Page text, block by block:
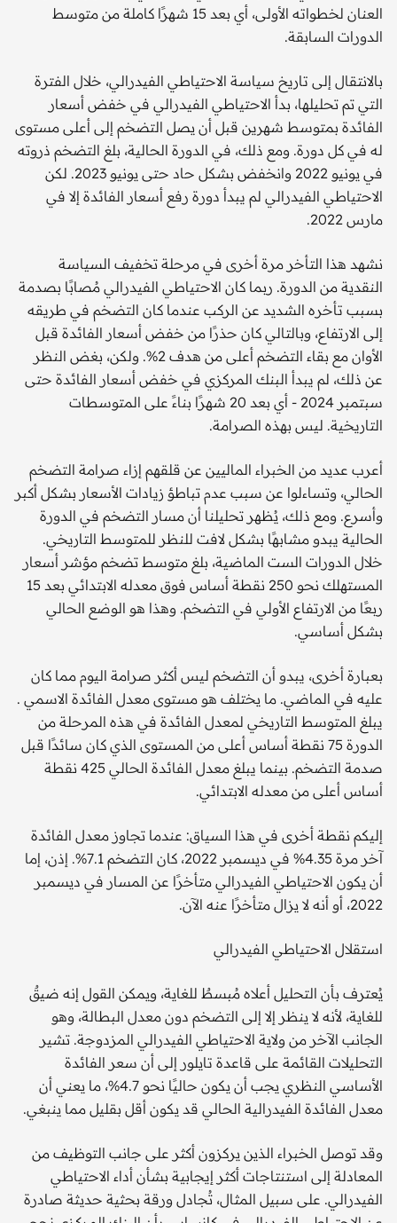
العنان لخطواته الأولى، أي بعد 15 شهرًا كاملة من متوسط ​​
الدورات السابقة.
بالانتقال إلى تاريخ سياسة الاحتياطي الفيدرالي، خلال الفترة
التي تم تحليلها، بدأ الاحتياطي الفيدرالي في خفض أسعار
الفائدة بمتوسط ​​شهرين قبل أن يصل التضخم إلى أعلى مستوى
له في كل دورة. ومع ذلك، في الدورة الحالية، بلغ التضخم ذروته
في يونيو 2022 وانخفض بشكل حاد حتى يونيو 2023. لكن
الاحتياطي الفيدرالي لم يبدأ دورة رفع أسعار الفائدة إلا في
مارس 2022.
نشهد هذا التأخر مرة أخرى في مرحلة تخفيف السياسة
النقدية من الدورة. ربما كان الاحتياطي الفيدرالي مُصابًا بصدمة
بسبب تأخره الشديد عن الركب عندما كان التضخم في طريقه
إلى الارتفاع، وبالتالي كان حذرًا من خفض أسعار الفائدة قبل
الأوان مع بقاء التضخم أعلى من هدف 2%. ولكن، بغض النظر
عن ذلك، لم يبدأ البنك المركزي في خفض أسعار الفائدة حتى
سبتمبر 2024 - أي بعد 20 شهرًا بناءً على المتوسطات
التاريخية. ليس بهذه الصرامة.
أعرب عديد من الخبراء الماليين عن قلقهم إزاء صرامة التضخم
الحالي، وتساءلوا عن سبب عدم تباطؤ زيادات الأسعار بشكل أكبر
وأسرع. ومع ذلك، يُظهر تحليلنا أن مسار التضخم في الدورة
الحالية يبدو مشابهًا بشكل لافت للنظر للمتوسط ​​التاريخي.
خلال الدورات الست الماضية، بلغ متوسط ​​تضخم مؤشر أسعار
المستهلك نحو 250 نقطة أساس فوق معدله الابتدائي بعد 15
ربعًا من الارتفاع الأولي في التضخم. وهذا هو الوضع الحالي
بشكل أساسي.
بعبارة أخرى، يبدو أن التضخم ليس أكثر صرامة اليوم مما كان
عليه في الماضي. ما يختلف هو مستوى معدل الفائدة الاسمي .
يبلغ المتوسط ​​التاريخي لمعدل الفائدة في هذه المرحلة من
الدورة 75 نقطة أساس أعلى من المستوى الذي كان سائدًا قبل
صدمة التضخم. بينما يبلغ معدل الفائدة الحالي 425 نقطة
أساس أعلى من معدله الابتدائي.
إليكم نقطة أخرى في هذا السياق: عندما تجاوز معدل الفائدة
آخر مرة 4.35% في ديسمبر 2022، كان التضخم 7.1%. إذن، إما
أن يكون الاحتياطي الفيدرالي متأخرًا عن المسار في ديسمبر
2022، أو أنه لا يزال متأخرًا عنه الآن.
استقلال الاحتياطي الفيدرالي
يُعترف بأن التحليل أعلاه مُبسطٌ للغاية، ويمكن القول إنه ضيقٌ
للغاية، لأنه لا ينظر إلا إلى التضخم دون معدل البطالة، وهو
الجانب الآخر من ولاية الاحتياطي الفيدرالي المزدوجة. تشير
التحليلات القائمة على قاعدة تايلور إلى أن سعر الفائدة
الأساسي النظري يجب أن يكون حاليًا نحو 4.7%، ما يعني أن
معدل الفائدة الفيدرالية الحالي قد يكون أقل بقليل مما ينبغي.
وقد توصل الخبراء الذين يركزون أكثر على جانب التوظيف من
المعادلة إلى استنتاجات أكثر إيجابية بشأن أداء الاحتياطي
الفيدرالي. على سبيل المثال، تُجادل ورقة بحثية حديثة صادرة